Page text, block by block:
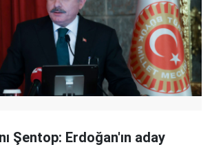
Şentop: Erdoğan'ın aday